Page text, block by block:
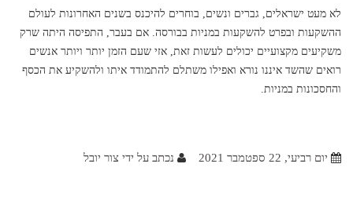
לא מעט ישראלים, גברים ונשים, בוחרים להיכנס בשנים האחרונות לעולם
ההשקעות ובפרט להשקעות במניות בבורסה. אם בעבר, התפיסה היתה שרק
משקיעים מקצועיים יכולים לעשות זאת, אזי שעם הזמן יותר ויותר אנשים
רואים שהשד איננו נורא ואפילו משתלם להתמודד איתו ולהשקיע את הכסף
והחסכונות במניות.
יום רביעי, 22 ספטמבר 2021 נכתב על ידי צור יובל